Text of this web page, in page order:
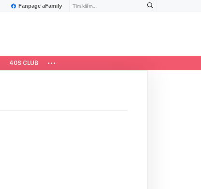
Fanpage aFamily
40S CLUB